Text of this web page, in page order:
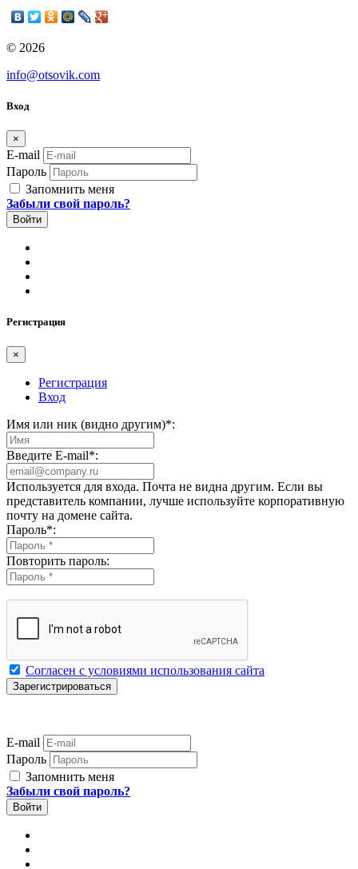
© 2026
info@otsovik.com
Вход
×
E-mail
Пароль
Запомнить меня
Забыли свой пароль?
Регистрация
×
Регистрация
Вход
Имя или ник (видно другим)*:
Введите E-mail*:
Используется для входа. Почта не видна другим. Если вы
представитель компании, лучше используйте корпоративную
почту на домене сайта.
Пароль*:
Повторить пароль:
Согласен с условиями использования сайта
E-mail
Пароль
Запомнить меня
Забыли свой пароль?